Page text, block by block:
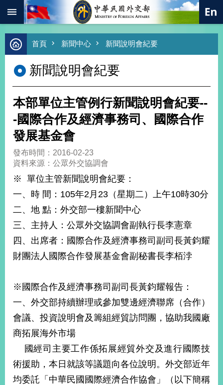
跳到主要內容區塊
進
階
尋
熱
總
合
外
交
值
交
經
濟
不
海
和
平
護
回
首頁 新聞中心 新聞說明會紀要
新聞說明會紀要
本部單位主管例行新聞說明會紀要--
-國際合作及經濟事務司、國際合作
發展基金會
發布時間：2016-02-23
資料來源：公眾外交協調會
※ 單位主管新聞說明會紀要：
一、時 間：105年2月23（星期二）上午10時30分
二、地 點：外交部一樓新聞中心
三、主持人：公眾外交協調會副執行長李憲章
四、出席者：國際合作及經濟事務司副司長黃鈞耀
財團法人國際合作發展基金會副秘書長李栢浡
※國際合作及經濟事務司副司長黃鈞耀報告：
一、外交部持續辦理或參加雙邊經濟聯席（合作）
會議、投資說明會及籌組經貿訪問團，協助我國廠
商拓展海外市場
國經司主要工作係拓展經貿外交及進行國際技
術援助，本日就該等議題向各位說明。外交部近年
均委託「中華民國國際經濟合作協會」（以下簡稱